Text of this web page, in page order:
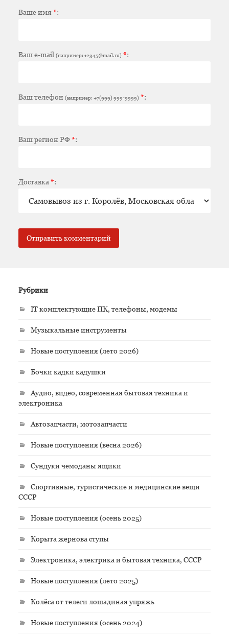
Ваше имя*:
Ваш e-mail (например: 12345@mail.ru) *:
Ваш телефон (например: +7(999) 999-9999) *:
Ваш регион РФ*:
Доставка *:
Рубрики
IT комплектующие ПК, телефоны, модемы
Музыкальные инструменты
Новые поступления (лето 2026)
Бочки кадки кадушки
Аудио, видео, современная бытовая техника и
электроника
Автозапчасти, мотозапчасти
Новые поступления (весна 2026)
Сундуки чемоданы ящики
Спортивные, туристические и медицинские вещи
СССР
Новые поступления (осень 2025)
Корыта жернова ступы
Электроника, электрика и бытовая техника, СССР
Новые поступления (лето 2025)
Колёса от телеги лошадиная упряжь
Новые поступления (осень 2024)